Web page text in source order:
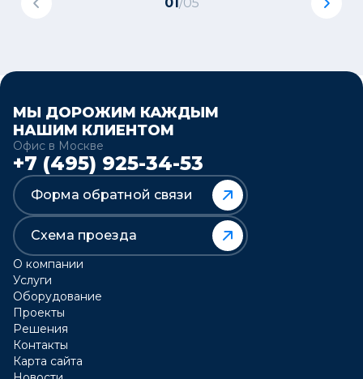
МЫ ДОРОЖИМ КАЖДЫМ
НАШИМ КЛИЕНТОМ
Офис в Москве
+7 (495) 925-34-53
Форма обратной связи
Схема проезда
О компании
Услуги
Оборудование
Проекты
Решения
Контакты
Карта сайта